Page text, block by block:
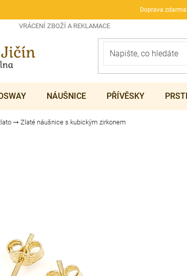
Doprava
VRÁCENÍ ZBOŽÍ A REKLAMACE
NÁUŠNICE PŘÍVĚSKY
Zlaté náušnice s kubickým zirkonem